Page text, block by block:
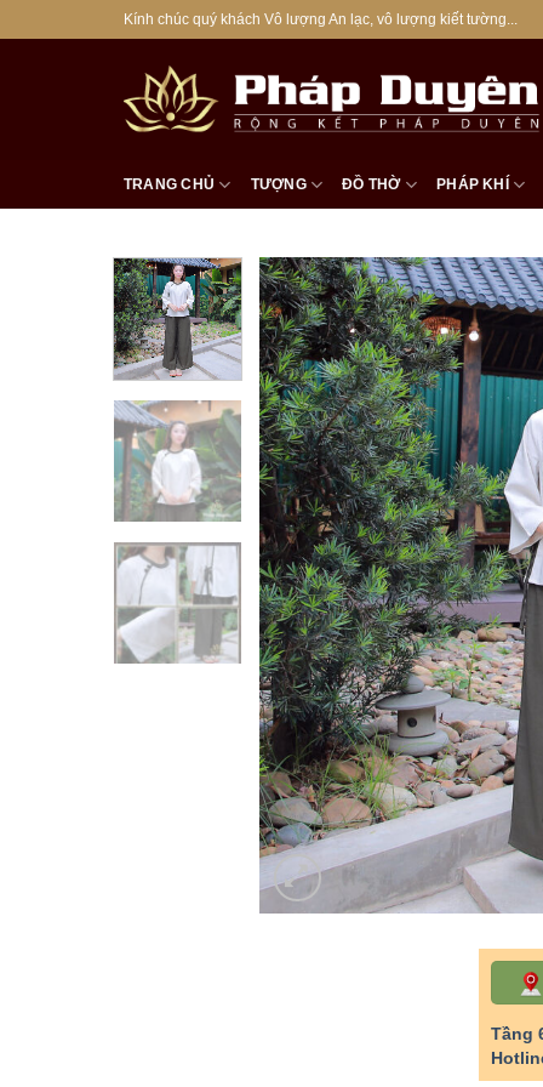
qua
Kính chúc quý khách Vô lượng An lạc, vô lượng kiết tường...
TRANG CHỦ TƯỢNG ĐỒ THỜ PHÁP KHÍ
Tầng